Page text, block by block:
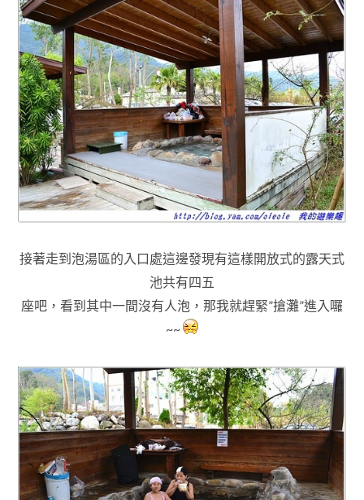
接著走到泡湯區的入口處這邊發現有這樣開放式的露天式
池共有四五
座吧，看到其中一間沒有人泡 ，那我就趕緊”搶灘”進入囉
~~